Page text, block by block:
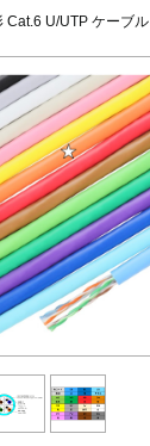
Cat.6 U/UTP ケーブル